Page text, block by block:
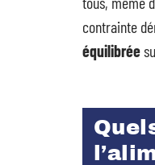
contrainte
équilibrée